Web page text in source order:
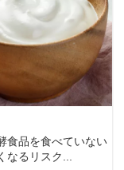
食品を食べていない
なるリスク...